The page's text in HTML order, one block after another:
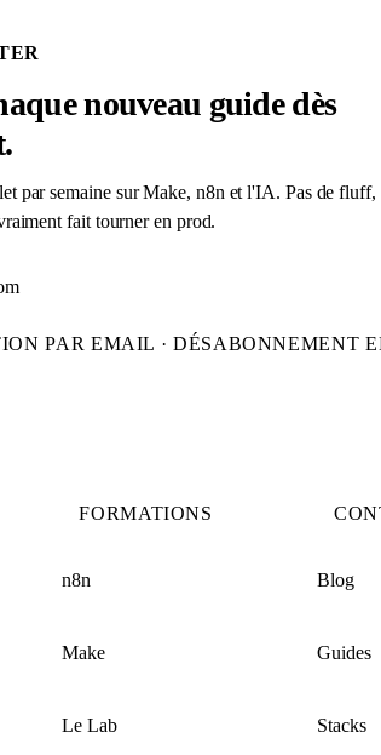
nouveau guide dès
par semaine sur Make, n8n et l'IA. Pas de fluff,
fait tourner en prod.
PAR EMAIL · DÉSABONNEMENT
FORMATIONS
n8n
Make
Le Lab
Blog
Guides
Stacks